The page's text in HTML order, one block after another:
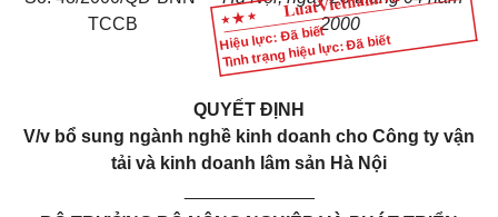
Hiệu lực: Đã biết
Tình trạng hiệu lực: Đã biết
TCCB
2000
QUYẾT ĐỊNH
V/v bổ sung ngành nghề kinh doanh cho Công ty vận
tải và kinh doanh lâm sản Hà Nội